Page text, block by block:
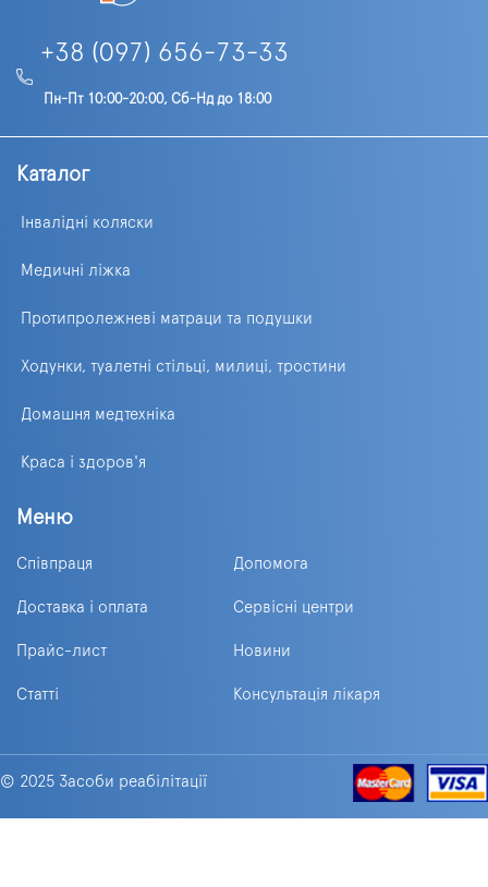
+38 (097) 656-73-33
Пн-Пт 10:00-20:00, Сб-Нд до 18:00
Каталог
Інвалідні коляски
Медичні ліжка
Протипролежневі матраци та подушки
Ходунки, туалетні стільці, милиці, тростини
Домашня медтехніка
Краса і здоров'я
Меню
Співпраця Допомога
Доставка і оплата Сервісні центри
Прайс-лист Новини
Статті Консультація лікаря
© 2025 Засоби реабілітації